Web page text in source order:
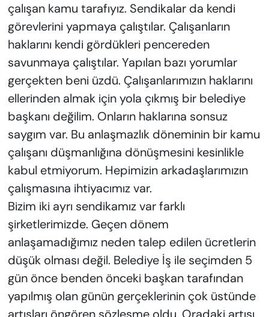
çalışan kamu tarafıyız. Sendikalar da kendi
görevlerini yapmaya çalıştılar. Çalışanların
haklarını kendi gördükleri pencereden
savunmaya çalıştılar. Yapılan bazı yorumlar
gerçekten beni üzdü. Çalışanlarımızın haklarını
ellerinden almak için yola çıkmış bir belediye
başkanı değilim. Onların haklarına sonsuz
saygım var. Bu anlaşmazlık döneminin bir kamu
çalışanı düşmanlığına dönüşmesini kesinlikle
kabul etmiyorum. Hepimizin arkadaşlarımızın
çalışmasına ihtiyacımız var.
Bizim iki ayrı sendikamız var farklı
şirketlerimizde. Geçen dönem
anlaşamadığımız neden talep edilen ücretlerin
düşük olması değil. Belediye İş ile seçimden 5
gün önce benden önceki başkan tarafından
yapılmış olan günün gerçeklerinin çok üstünde